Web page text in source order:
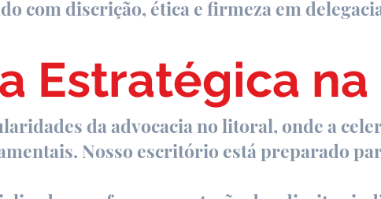
com discrição, ética e firmeza em
Estratégica na
da advocacia no litoral, onde a
Nosso escritório está preparado